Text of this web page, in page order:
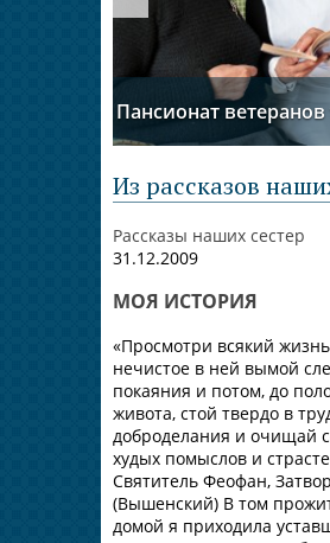
Пансионат ветеранов
Из рассказов
Рассказы наших сестер
31.12.2009
МОЯ ИСТОРИЯ
«Просмотри всякий
нечистое в ней вымой
покаяния и потом, до
живота, стой твердо в
доброделания и очищай
худых помыслов и
Святитель Феофан,
(Вышенский) В том
домой я приходила